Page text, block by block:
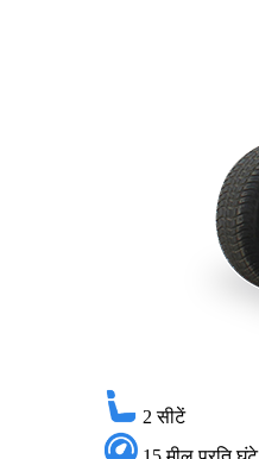
2 सीटें